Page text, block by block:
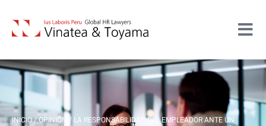
INICIO/OPINIÓN / LA RESPONSABILIDAD DEL EMPLEADOR ANTE UN